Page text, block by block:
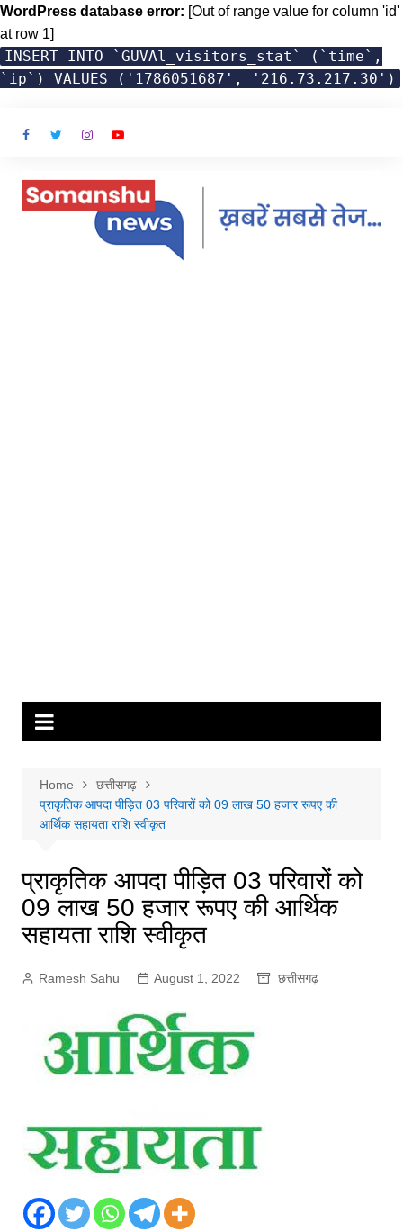
WordPress database error: [Out of range value for column 'id'
at row 1]
INSERT INTO `GUVAl_visitors_stat` (`time`,
`ip`) VALUES ('1786051687', '216.73.217.30')
Home
छत्तीसगढ़
प्राकृतिक आपदा पीड़ित 03 परिवारों को 09 लाख 50 हजार रूपए की
आर्थिक सहायता राशि स्वीकृत
प्राकृतिक आपदा पीड़ित 03 परिवारों को
09 लाख 50 हजार रूपए की आर्थिक
सहायता राशि स्वीकृत
Ramesh Sahu August 1, 2022 छत्तीसगढ़